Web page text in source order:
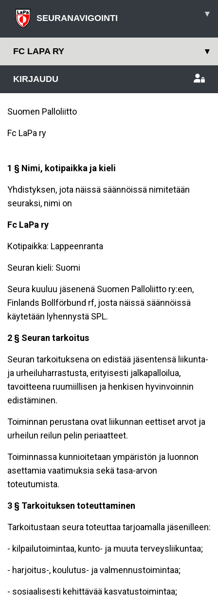
SEURANAVIGOINTI ▾
FC LAPA RY ▾
KIRJAUDU
Suomen Palloliitto
Fc LaPa ry
1 § Nimi, kotipaikka ja kieli
Yhdistyksen, jota näissä säännöissä nimitetään
seuraksi, nimi on
Fc LaPa ry
Kotipaikka: Lappeenranta
Seuran kieli: Suomi
Seura kuuluu jäsenenä Suomen Palloliitto ry:een,
Finlands Bollförbund rf, josta näissä säännöissä
käytetään lyhennystä SPL.
2 § Seuran tarkoitus
Seuran tarkoituksena on edistää jäsentensä liikunta-
ja urheiluharrastusta, erityisesti jalkapalloilua,
tavoitteena ruumiillisen ja henkisen hyvinvoinnin
edistäminen.
Toiminnan perustana ovat liikunnan eettiset arvot ja
urheilun reilun pelin periaatteet.
Toiminnassa kunnioitetaan ympäristön ja luonnon
asettamia vaatimuksia sekä tasa-arvon
toteutumista.
3 § Tarkoituksen toteuttaminen
Tarkoitustaan seura toteuttaa tarjoamalla jäsenilleen:
- kilpailutoimintaa, kunto- ja muuta terveysliikuntaa;
- harjoitus-, koulutus- ja valmennustoimintaa;
- sosiaalisesti kehittävää kasvatustoimintaa;